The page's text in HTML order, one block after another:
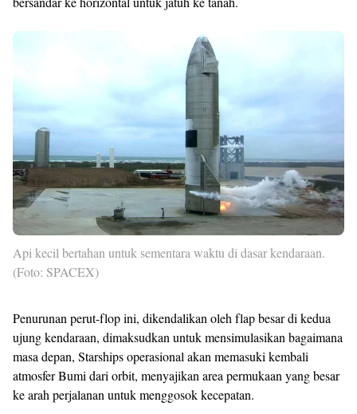
Api kecil bertahan untuk sementara waktu di dasar kendaraan.
(Foto: SPACEX)
Penurunan perut-flop ini, dikendalikan oleh flap besar di kedua
ujung kendaraan, dimaksudkan untuk mensimulasikan bagaimana
masa depan, Starships operasional akan memasuki kembali
atmosfer Bumi dari orbit, menyajikan area permukaan yang besar
ke arah perjalanan untuk menggosok kecepatan.